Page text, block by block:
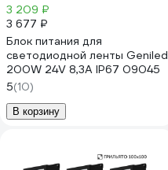
3 209 ₽
3 677 ₽
Блок питания для
светодиодной ленты Geniled
200W 24V 8,3А IP67 09045
5(10)
В корзину